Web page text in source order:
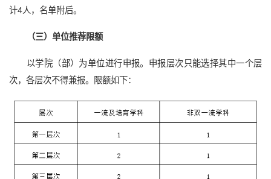
计4人，名单附后。
（三）单位推荐限额
以学院（部）为单位进行申报。申报层次只能选择其中一个层
次，各层次不得兼报。限额如下：